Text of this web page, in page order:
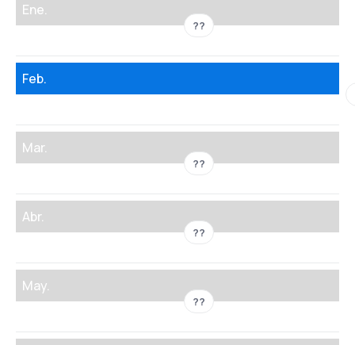
Ene.
??
Feb.
Mar.
??
Abr.
??
May.
??